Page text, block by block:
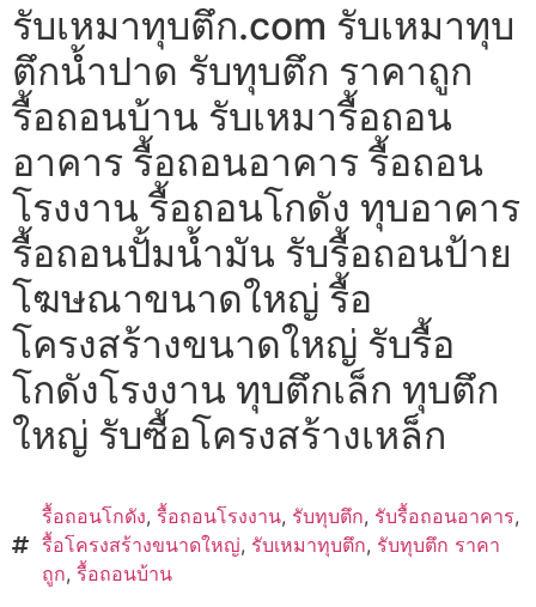
รับเหมาทุบตึก.com รับเหมาทุบ
ตึกน้ำปาด รับทุบตึก ราคาถูก
รื้อถอนบ้าน รับเหมารื้อถอน
อาคาร รื้อถอนอาคาร รื้อถอน
โรงงาน รื้อถอนโกดัง ทุบอาคาร
รื้อถอนปั้มน้ำมัน รับรื้อถอนป้าย
โฆษณาขนาดใหญ่ รื้อ
โครงสร้างขนาดใหญ่ รับรื้อ
โกดังโรงงาน ทุบตึกเล็ก ทุบตึก
ใหญ่ รับซื้อโครงสร้างเหล็ก
รื้อถอนโกดัง, รื้อถอนโรงงาน, รับทุบตึก, รับรื้อถอนอาคาร,
รื้อโครงสร้างขนาดใหญ่, รับเหมาทุบตึก, รับทุบตึก ราคา
ถูก, รื้อถอนบ้าน